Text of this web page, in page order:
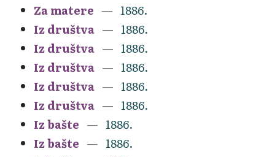
Za matere
1886.
Iz društva
1886.
Iz društva
1886.
Iz društva
1886.
Iz društva
1886.
Iz društva
1886.
Iz bašte
1886.
Iz bašte
1886.